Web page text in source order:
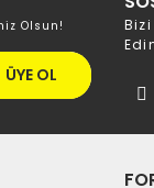
Olsun!
ÜYE OL